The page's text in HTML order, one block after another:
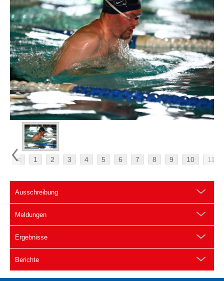
< 1 2 3 4 5 6 7 8 9 10 11
Ausschreibung
Meldungen
Ergebnisse
Berichte